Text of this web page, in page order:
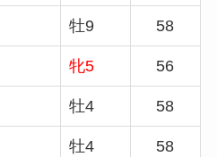
牡9 58
牝5 56
牡4 58
牡4 58